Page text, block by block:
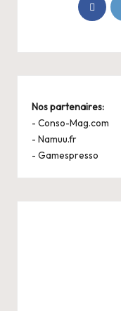
Nos partenaires:
- Conso-Mag.com
- Namuu.fr
- Gamespresso